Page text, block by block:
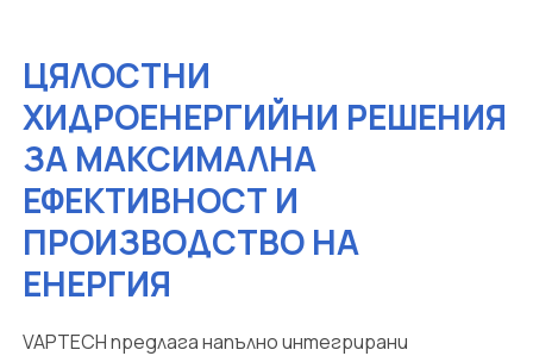
ЦЯЛОСТНИ
ХИДРОЕНЕРГИЙНИ РЕШЕНИЯ
ЗА МАКСИМАЛНА
ЕФЕКТИВНОСТ И
ПРОИЗВОДСТВО НА
ЕНЕРГИЯ
VAPTECH предлага напълно интегрирани